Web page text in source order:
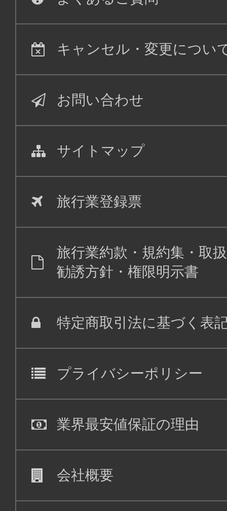
キャンセル・変更につい
お問い合わせ
サイトマップ
旅行業登録票
旅行業約款・規約集・取
勧誘方針・権限明示書
特定商取引法に基づく表
プライバシーポリシー
業界最安値保証の理由
会社概要